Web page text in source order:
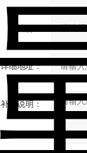
详细地址：
补充说明：